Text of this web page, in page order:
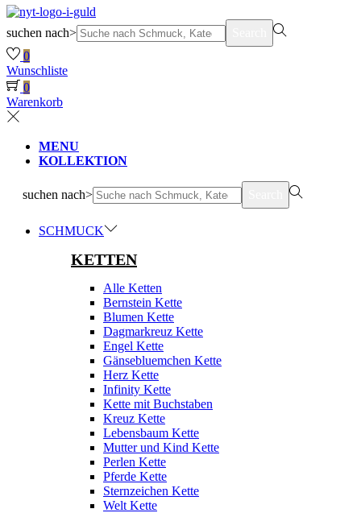
suchen nach>
0
Wunschliste
0
Warenkorb
MENU
KOLLEKTION
suchen nach>
SCHMUCK
KETTEN
Alle Ketten
Bernstein Kette
Blumen Kette
Dagmarkreuz Kette
Engel Kette
Gänsebluemchen Kette
Herz Kette
Infinity Kette
Kette mit Buchstaben
Kreuz Kette
Lebensbaum Kette
Mutter und Kind Kette
Perlen Kette
Pferde Kette
Sternzeichen Kette
Welt Kette